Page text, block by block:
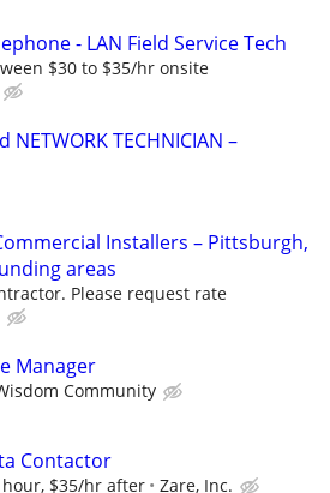
- LAN Field Service Tech
$30 to $35/hr onsite
NETWORK TECHNICIAN –
Installers – Pittsburgh,
areas
Please request rate
Manager
Community
Contactor
$35/hr after Zare, Inc.